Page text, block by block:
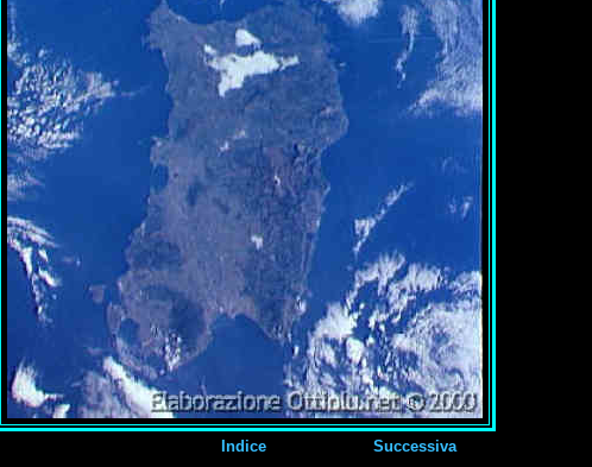
Indice Successiva